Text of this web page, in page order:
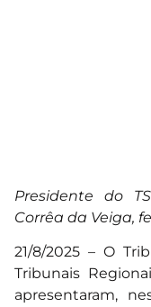
Presidente do
Corrêa da Veiga,
21/8/2025 – O
Tribunais
apresentaram,